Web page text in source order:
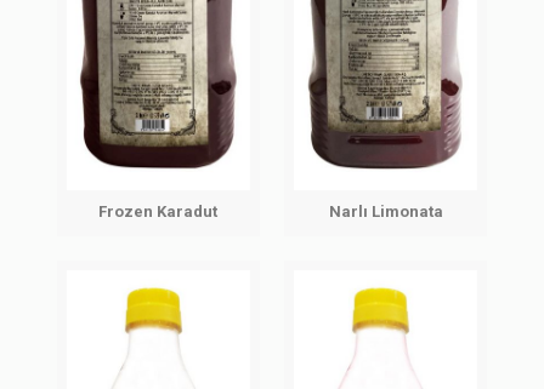
Frozen Karadut Narlı Limonata